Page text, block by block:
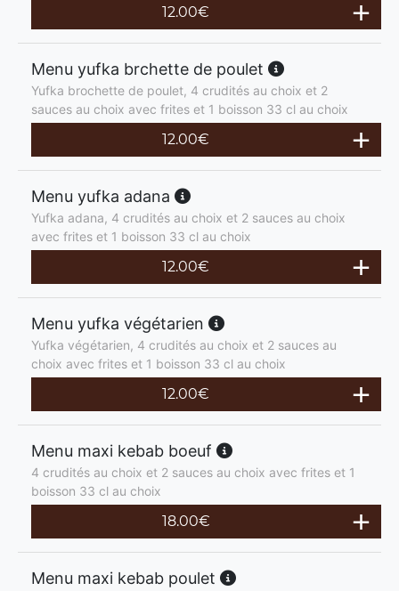
12.00€
Menu yufka brchette de poulet
Yufka brochette de poulet, 4 crudités au choix et 2
sauces au choix avec frites et 1 boisson 33 cl au choix
12.00€
Menu yufka adana
Yufka adana, 4 crudités au choix et 2 sauces au choix
avec frites et 1 boisson 33 cl au choix
12.00€
Menu yufka végétarien
Yufka végétarien, 4 crudités au choix et 2 sauces au
choix avec frites et 1 boisson 33 cl au choix
12.00€
Menu maxi kebab boeuf
4 crudités au choix et 2 sauces au choix avec frites et 1
boisson 33 cl au choix
18.00€
Menu maxi kebab poulet